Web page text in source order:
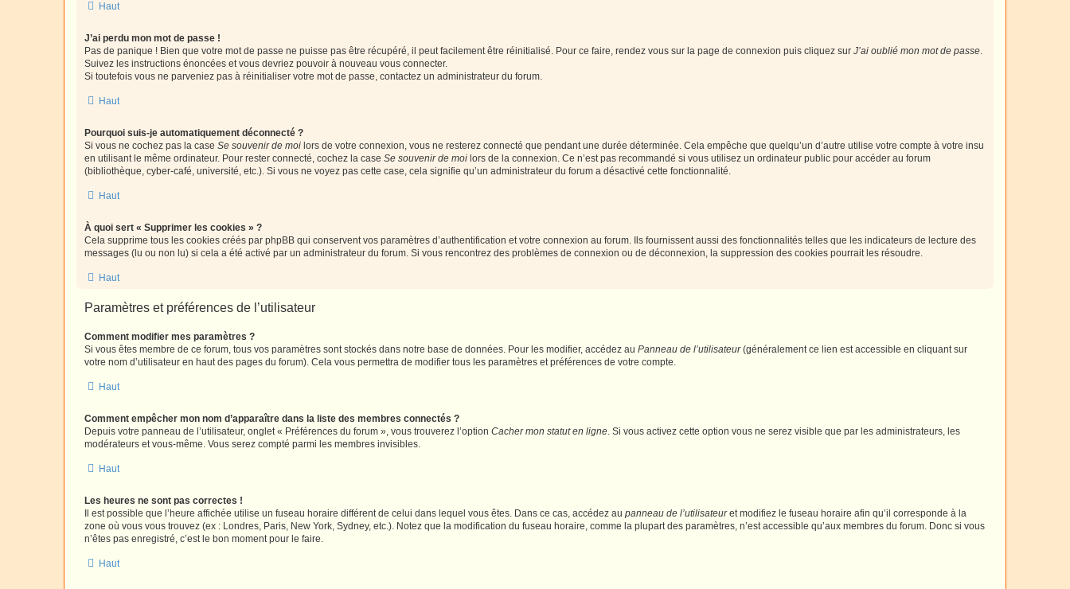
Haut
J’ai perdu mon mot de passe !
Pas de panique ! Bien que votre mot de passe ne puisse pas être récupéré, il peut facilement être réinitialisé. Pour ce faire, rendez vous sur la page de connexion puis cliquez sur J’ai oublié mon mot de passe.
Suivez les instructions énoncées et vous devriez pouvoir à nouveau vous connecter.
Si toutefois vous ne parveniez pas à réinitialiser votre mot de passe, contactez un administrateur du forum.
Haut
Pourquoi suis-je automatiquement déconnecté ?
Si vous ne cochez pas la case Se souvenir de moi lors de votre connexion, vous ne resterez connecté que pendant une durée déterminée. Cela empêche que quelqu’un d’autre utilise votre compte à votre insu
en utilisant le même ordinateur. Pour rester connecté, cochez la case Se souvenir de moi lors de la connexion. Ce n’est pas recommandé si vous utilisez un ordinateur public pour accéder au forum
(bibliothèque, cyber-café, université, etc.). Si vous ne voyez pas cette case, cela signifie qu’un administrateur du forum a désactivé cette fonctionnalité.
Haut
À quoi sert « Supprimer les cookies » ?
Cela supprime tous les cookies créés par phpBB qui conservent vos paramètres d’authentification et votre connexion au forum. Ils fournissent aussi des fonctionnalités telles que les indicateurs de lecture des
messages (lu ou non lu) si cela a été activé par un administrateur du forum. Si vous rencontrez des problèmes de connexion ou de déconnexion, la suppression des cookies pourrait les résoudre.
Haut
Paramètres et préférences de l’utilisateur
Comment modifier mes paramètres ?
Si vous êtes membre de ce forum, tous vos paramètres sont stockés dans notre base de données. Pour les modifier, accédez au Panneau de l’utilisateur(généralement ce lien est accessible en cliquant sur
votre nom d’utilisateur en haut des pages du forum). Cela vous permettra de modifier tous les paramètres et préférences de votre compte.
Haut
Comment empêcher mon nom d’apparaître dans la liste des membres connectés ?
Depuis votre panneau de l’utilisateur, onglet « Préférences du forum », vous trouverez l’option Cacher mon statut en ligne. Si vous activez cette option vous ne serez visible que par les administrateurs, les
modérateurs et vous-même. Vous serez compté parmi les membres invisibles.
Haut
Les heures ne sont pas correctes !
Il est possible que l’heure affichée utilise un fuseau horaire différent de celui dans lequel vous êtes. Dans ce cas, accédez au panneau de l’utilisateuret modifiez le fuseau horaire afin qu’il corresponde à la
zone où vous vous trouvez (ex : Londres, Paris, New York, Sydney, etc.). Notez que la modification du fuseau horaire, comme la plupart des paramètres, n’est accessible qu’aux membres du forum. Donc si vous
n’êtes pas enregistré, c’est le bon moment pour le faire.
Haut